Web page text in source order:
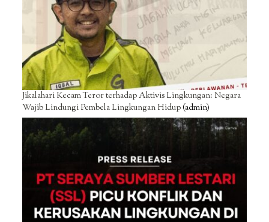
Jikalahari Kecam Teror terhadap Aktivis Lingkungan: Negara
Wajib Lindungi Pembela Lingkungan Hidup(admin)